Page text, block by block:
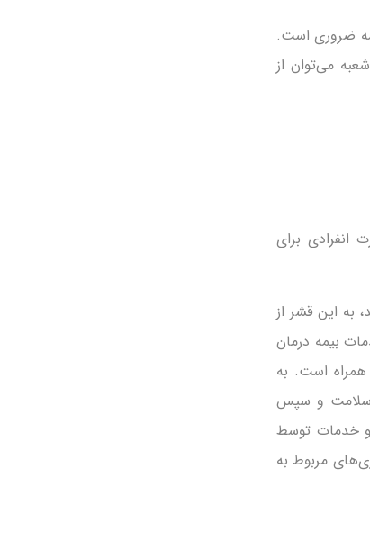
ضروری است.
می‌توان از
برای
نفر خدمات ارائه نمی‌کنند، به این قشر از
می‌کند. اما این شرکت بیمه برای گروه‌های زیر 200 نفر خدمات بیمه درمان
است. به
سلامت و سپس
خدمات توسط
مربوط به